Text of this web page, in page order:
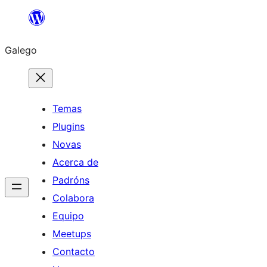
Saltar
contido
Galego
Temas
Plugins
Novas
Acerca de
Padróns
Colabora
Equipo
Meetups
Contacto